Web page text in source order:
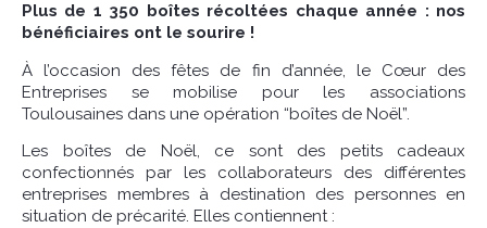
Plus de 1 350 boîtes récoltées chaque année : nos
bénéficiaires ont le sourire !
À l’occasion des fêtes de fin d’année, le Cœur des
Entreprises se mobilise pour les associations
Toulousaines dans une opération “boîtes de Noël”.
Les boîtes de Noël, ce sont des petits cadeaux
confectionnés par les collaborateurs des différentes
entreprises membres à destination des personnes en
situation de précarité. Elles contiennent :